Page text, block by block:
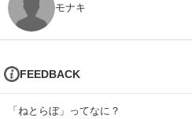
モナキ
FEEDBACK
「ねとらぼ」ってなに？